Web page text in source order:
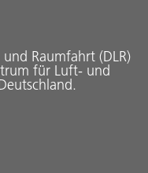
Raumfahrt (DLR)
für Luft- und